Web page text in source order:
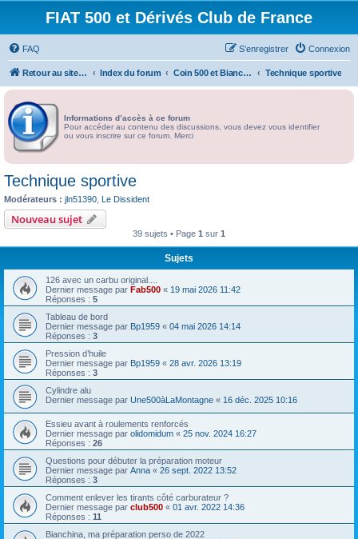
FIAT 500 et Dérivés Club de France
FAQ Connexion
S’enregistrer
Retour au site du Club Index du forum Coin 500 et Bianchina Technique sportive
Informations d’accès à ce forum
Pour accéder au contenu des discussions, vous devez vous identifier
ou vous inscrire sur ce forum. Merci
Technique sportive
Modérateurs : jln51390 Le Dissident
Nouveau sujet
39 sujets • Page 1 sur 1
Sujets
126 avec un carbu original....
Dernier message par Fab500 « 19 mai 2026 11:42
Réponses : 5
Tableau de bord
Dernier message par Bp1959 « 04 mai 2026 14:14
Réponses : 3
Pression d’huile
Dernier message par Bp1959 « 28 avr. 2026 13:19
Réponses : 3
Cylindre alu
Dernier message par Une500àLaMontagne « 16 déc. 2025 10:16
Essieu avant à roulements renforcés
Dernier message par olidomidum « 25 nov. 2024 16:27
Réponses : 26
Questions pour débuter la préparation moteur
Dernier message par Anna « 26 sept. 2022 13:52
Réponses : 3
Comment enlever les tirants côté carburateur ?
Dernier message par club500 « 01 avr. 2022 14:36
Réponses : 11
Bianchina, ma préparation perso de 2022